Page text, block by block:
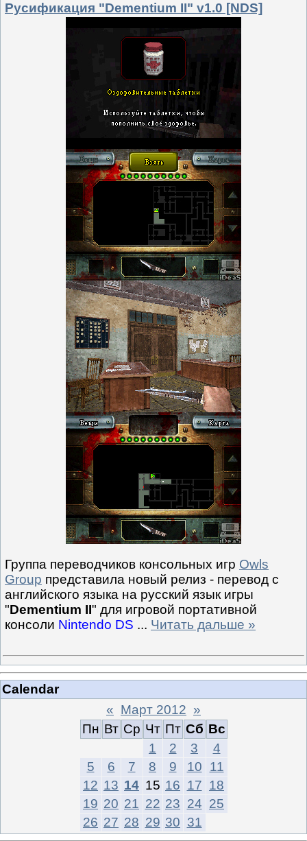
Русификация "Dementium II" v1.0 [NDS]
Группа переводчиков консольных игр Owls
Group представила новый релиз - перевод с
английского языка на русский язык игры
"Dementium II" для игровой портативной
консоли Nintendo DS ... Читать дальше »
Calendar
« Март 2012 »
Пн Вт Ср Чт Пт Сб Вс
1
2 3
4
5
6 7 8 9 10
11
12 13 14 15 16 17 18
19 20 21 22 23 24 25
26 27 28 29 30 31